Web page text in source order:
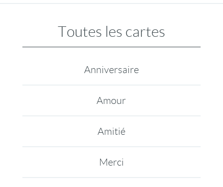
Toutes les cartes
Anniversaire
Amour
Amitié
Merci